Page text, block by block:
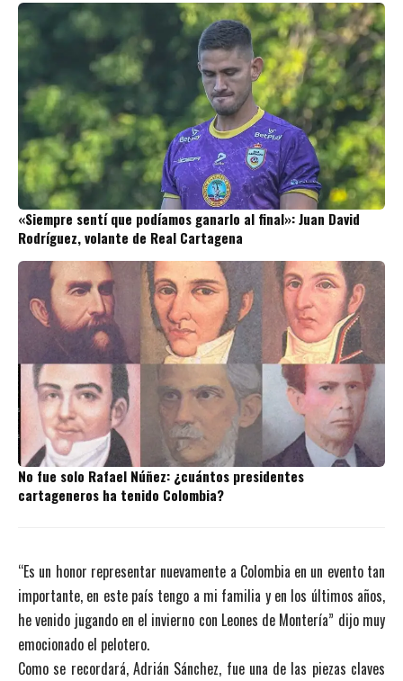
«Siempre sentí que podíamos ganarlo al final»: Juan David
Rodríguez, volante de Real Cartagena
No fue solo Rafael Núñez: ¿cuántos presidentes
cartageneros ha tenido Colombia?
“Es un honor representar nuevamente a Colombia en un evento tan
importante, en este país tengo a mi familia y en los últimos años,
he venido jugando en el invierno con Leones de Montería” dijo muy
emocionado el pelotero.
Como se recordará, Adrián Sánchez, fue una de las piezas claves